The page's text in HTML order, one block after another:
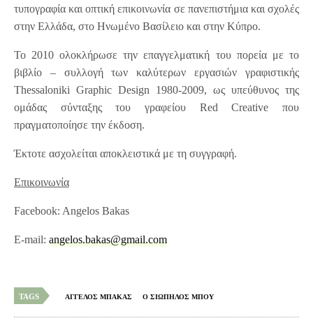
τυπογραφία και οπτική επικοινωνία σε πανεπιστήμια και σχολές
στην Ελλάδα, στο Ηνωμένο Βασίλειο και στην Κύπρο.
Το 2010 ολοκλήρωσε την επαγγελματική του πορεία με το
βιβλίο – συλλογή των καλύτερων εργασιών γραφιστικής
Thessaloniki Graphic Design 1980-2009, ως υπεύθυνος της
ομάδας σύνταξης του γραφείου Red Creative που
πραγματοποίησε την έκδοση.
Έκτοτε ασχολείται αποκλειστικά με τη συγγραφή.
Επικοινωνία
Facebook: Angelos Bakas
E-mail:angelos.bakas@gmail.com
TAGS ΑΓΓΕΛΟΣ ΜΠΑΚΑΣ Ο ΣΙΩΠΗΛΟΣ ΜΠΟΥ